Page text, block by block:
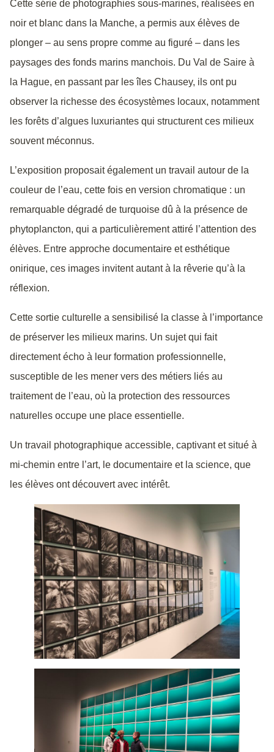
Cette série de photographies sous-marines, réalisées en
noir et blanc dans la Manche, a permis aux élèves de
plonger – au sens propre comme au figuré – dans les
paysages des fonds marins manchois. Du Val de Saire à
la Hague, en passant par les îles Chausey, ils ont pu
observer la richesse des écosystèmes locaux, notamment
les forêts d’algues luxuriantes qui structurent ces milieux
souvent méconnus.
L’exposition proposait également un travail autour de la
couleur de l’eau, cette fois en version chromatique : un
remarquable dégradé de turquoise dû à la présence de
phytoplancton, qui a particulièrement attiré l’attention des
élèves. Entre approche documentaire et esthétique
onirique, ces images invitent autant à la rêverie qu’à la
réflexion.
Cette sortie culturelle a sensibilisé la classe à l’importance
de préserver les milieux marins. Un sujet qui fait
directement écho à leur formation professionnelle,
susceptible de les mener vers des métiers liés au
traitement de l’eau, où la protection des ressources
naturelles occupe une place essentielle.
Un travail photographique accessible, captivant et situé à
mi-chemin entre l’art, le documentaire et la science, que
les élèves ont découvert avec intérêt.